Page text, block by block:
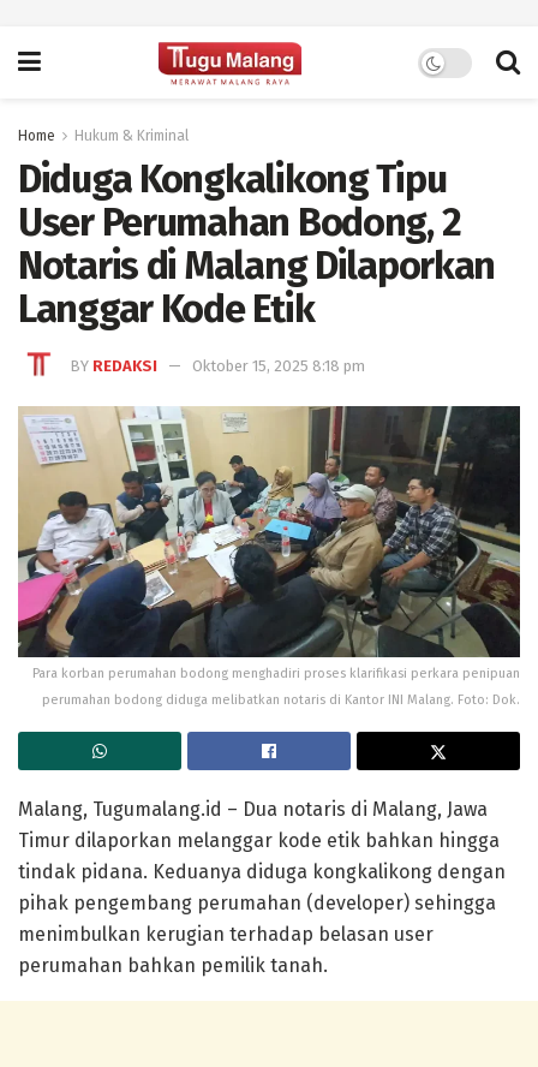
Home Hukum & Kriminal
Diduga Kongkalikong Tipu
User Perumahan Bodong, 2
Notaris di Malang Dilaporkan
Langgar Kode Etik
BY REDAKSI Oktober 15, 2025 8:18 pm
Para korban perumahan bodong menghadiri proses klarifikasi perkara penipuan
perumahan bodong diduga melibatkan notaris di Kantor INI Malang. Foto: Dok.
Malang, Tugumalang.id – Dua notaris di Malang, Jawa
Timur dilaporkan melanggar kode etik bahkan hingga
tindak pidana. Keduanya diduga kongkalikong dengan
pihak pengembang perumahan (developer) sehingga
menimbulkan kerugian terhadap belasan user
perumahan bahkan pemilik tanah.